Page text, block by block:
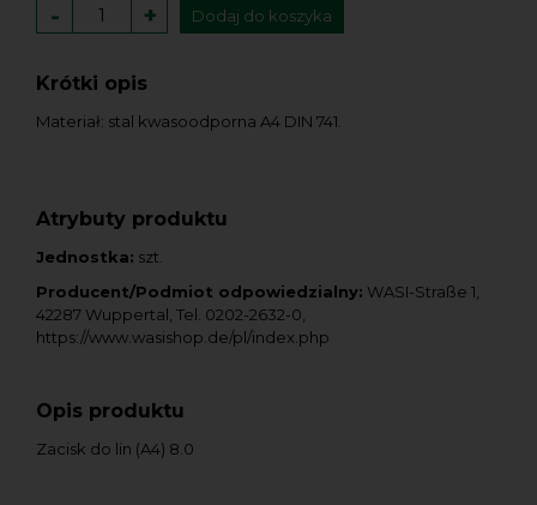
- + Dodaj do koszyka
Krótki opis
Materiał: stal kwasoodporna A4 DIN 741.
Atrybuty produktu
Jednostka: szt.
Producent/Podmiot odpowiedzialny: WASI-Straße 1,
42287 Wuppertal, Tel. 0202-2632-0,
https://www.wasishop.de/pl/index.php
Opis produktu
Zacisk do lin (A4) 8.0